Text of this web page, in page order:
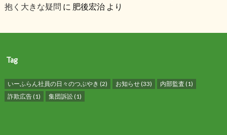
抱く大きな疑問 に 肥後宏治より
Tag
いーふらん社員の日々のつぶやき (2) お知らせ(33) 内部監査 (1)
詐欺広告(1) 集団訴訟(1)